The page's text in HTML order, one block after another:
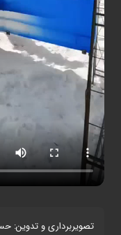
تصویربرداری و تدوین: